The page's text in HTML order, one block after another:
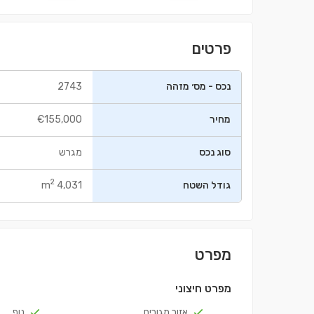
פרטים
נכס - מס׳ מזהה 2743
מחיר €155,000
סוג נכס מגרש
גודל השטח 4,031 m
2
מפרט
מפרט חיצוני